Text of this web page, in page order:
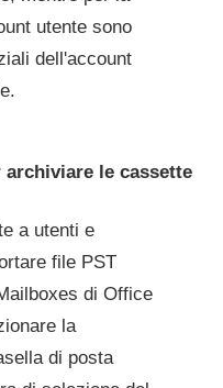
utente sono
dell'account
le cassette
a utenti e
file PST
di Office
la
di posta